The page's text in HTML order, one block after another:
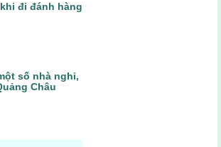
đi đánh hàng
số nhà nghỉ,
Châu